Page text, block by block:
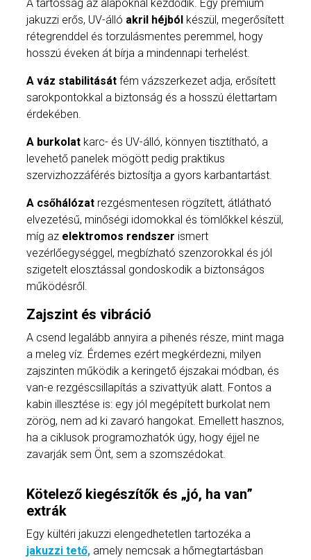
A tartósság az alapoknál kezdődik. Egy prémium
jakuzzi erős, UV-álló akril héjból készül, megerősített
rétegrenddel és torzulásmentes peremmel, hogy
hosszú éveken át bírja a mindennapi terhelést.
A váz stabilitását fém vázszerkezet adja, erősített
sarokpontokkal a biztonság és a hosszú élettartam
érdekében.
A burkolat karc- és UV-álló, könnyen tisztítható, a
levehető panelek mögött pedig praktikus
szervizhozzáférés biztosítja a gyors karbantartást.
A csőhálózat rezgésmentesen rögzített, átlátható
elvezetésű, minőségi idomokkal és tömlőkkel készül,
míg az elektromos rendszer ismert
vezérlőegységgel, megbízható szenzorokkal és jól
szigetelt elosztással gondoskodik a biztonságos
működésről.
Zajszint és vibráció
A csend legalább annyira a pihenés része, mint maga
a meleg víz. Érdemes ezért megkérdezni, milyen
zajszinten működik a keringető éjszakai módban, és
van-e rezgéscsillapítás a szivattyúk alatt. Fontos a
kabin illesztése is: egy jól megépített burkolat nem
zörög, nem ad ki zavaró hangokat. Emellett hasznos,
ha a ciklusok programozhatók úgy, hogy éjjel ne
zavarják sem Önt, sem a szomszédokat.
Kötelező kiegészítők és „jó, ha van”
extrák
Egy kültéri jakuzzi elengedhetetlen tartozéka a
jakuzzi tető, amely nemcsak a hőmegtartásban